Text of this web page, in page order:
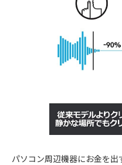
パソコン周辺機器にお金を